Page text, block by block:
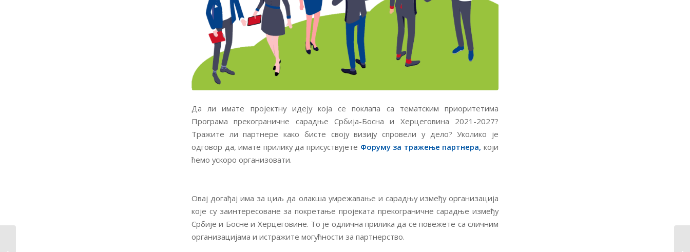
Да ли имате пројектну идеју која се поклапа са тематским приоритетима
Програма прекограничне сарадње Србија-Босна и Херцеговина 2021-2027?
Тражите ли партнере како бисте своју визију спровели у дело? Уколико је
одговор да, имате прилику да присуствујете Форуму за тражење партнера, који
ћемо ускоро организовати.
Овај догађај има за циљ да олакша умрежавање и сарадњу између организација
које су заинтересоване за покретање пројеката прекограничне сарадње између
Србије и Босне и Херцеговине. То је одлична прилика да се повежете са сличним
организацијама и истражите могућности за партнерство.